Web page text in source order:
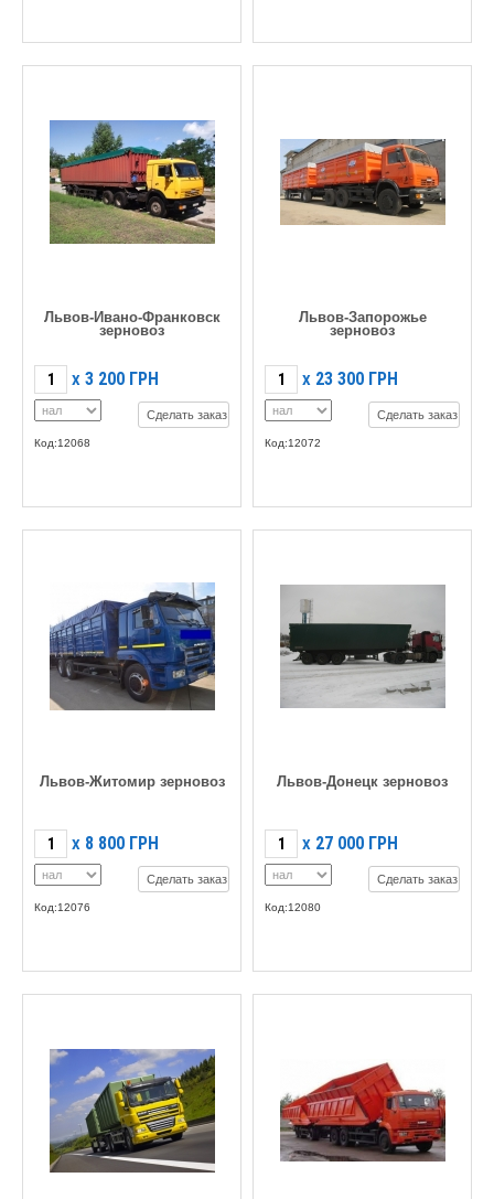
Львов-Ивано-Франковск
зерновоз
X 3 200 ГРН
Сделать заказ
Код:12068
Львов-Запорожье
зерновоз
X 23 300 ГРН
Сделать заказ
Код:12072
Львов-Житомир зерновоз
X 8 800 ГРН
Сделать заказ
Код:12076
Львов-Донецк зерновоз
X 27 000 ГРН
Сделать заказ
Код:12080